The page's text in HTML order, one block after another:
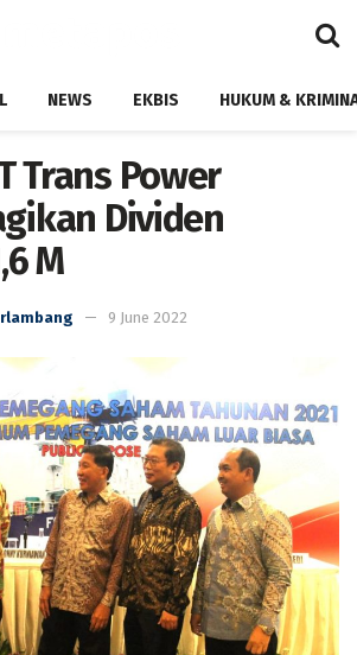
NEWS EKBIS HUKUM &
Trans Power
Dividen
M
9 June 2022